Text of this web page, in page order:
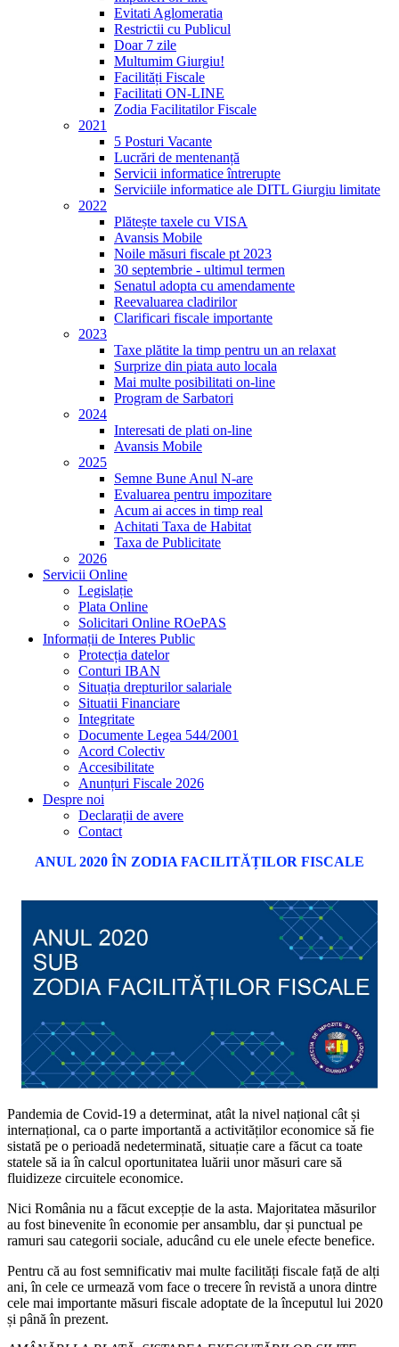
Evitati Aglomeratia
Restrictii cu Publicul
Doar 7 zile
Multumim Giurgiu!
Facilități Fiscale
Facilitati ON-LINE
Zodia Facilitatilor Fiscale
2021
5 Posturi Vacante
Lucrări de mentenanță
Servicii informatice întrerupte
Serviciile informatice ale DITL Giurgiu limitate
2022
Plătește taxele cu VISA
Avansis Mobile
Noile măsuri fiscale pt 2023
30 septembrie - ultimul termen
Senatul adopta cu amendamente
Reevaluarea cladirilor
Clarificari fiscale importante
2023
Taxe plătite la timp pentru un an relaxat
Surprize din piata auto locala
Mai multe posibilitati on-line
Program de Sarbatori
2024
Interesati de plati on-line
Avansis Mobile
2025
Semne Bune Anul N-are
Evaluarea pentru impozitare
Acum ai acces in timp real
Achitati Taxa de Habitat
Taxa de Publicitate
2026
Servicii Online
Legislație
Plata Online
Solicitari Online ROePAS
Informații de Interes Public
Protecția datelor
Conturi IBAN
Situația drepturilor salariale
Situatii Financiare
Integritate
Documente Legea 544/2001
Acord Colectiv
Accesibilitate
Anunțuri Fiscale 2026
Despre noi
Declarații de avere
Contact
ANUL 2020 ÎN ZODIA FACILITĂȚILOR FISCALE
Pandemia de Covid-19 a determinat, atât la nivel național cât și
internațional, ca o parte importantă a activităților economice să fie
sistată pe o perioadă nedeterminată, situație care a făcut ca toate
statele să ia în calcul oportunitatea luării unor măsuri care să
fluidizeze circuitele economice.
Nici România nu a făcut excepție de la asta. Majoritatea măsurilor
au fost binevenite în economie per ansamblu, dar și punctual pe
ramuri sau categorii sociale, aducând cu ele unele efecte benefice.
Pentru că au fost semnificativ mai multe facilități fiscale față de alți
ani, în cele ce urmează vom face o trecere în revistă a unora dintre
cele mai importante măsuri fiscale adoptate de la începutul lui 2020
și până în prezent.